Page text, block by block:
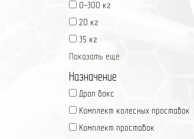
0-300 кг
20 кг
35 кг
Показать ещё
Назначение
Дроп бокс
Комплект колесных проставок
Комплект проставок